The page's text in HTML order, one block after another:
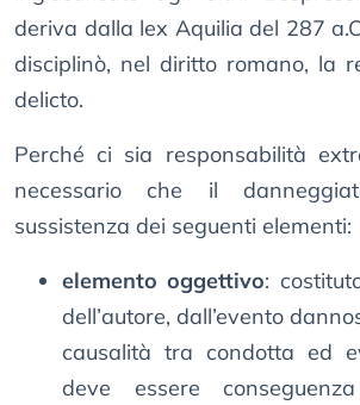
deriva dalla lex Aquilia del 287
disciplinò, nel diritto romano, la
delicto.
Perché ci sia responsabilità
necessario che il
sussistenza dei seguenti elementi:
elemento oggettivo:
dell’autore, dall’evento
causalità tra condotta ed
deve essere